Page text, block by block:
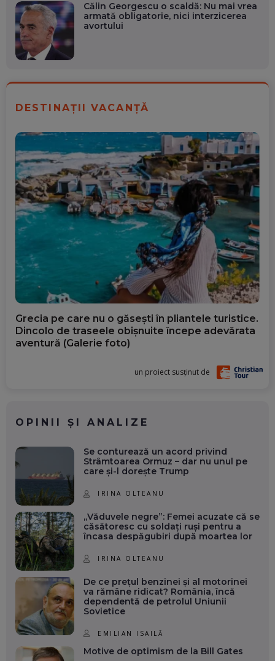
Călin Georgescu o scaldă: Nu mai vrea
armată obligatorie, nici interzicerea
avortului
DESTINAȚII VACANȚĂ
Grecia pe care nu o găsești în pliantele turistice.
Dincolo de traseele obișnuite începe adevărata
aventură (Galerie foto)
un proiect susținut de
OPINII ȘI ANALIZE
Se conturează un acord privind
Strâmtoarea Ormuz – dar nu unul pe
care și-l dorește Trump
IRINA OLTEANU
„Văduvele negre”: Femei acuzate că se
căsătoresc cu soldați ruși pentru a
încasa despăgubiri după moartea lor
IRINA OLTEANU
De ce prețul benzinei și al motorinei
va rămâne ridicat? România, încă
dependentă de petrolul Uniunii
Sovietice
EMILIAN ISAILĂ
Motive de optimism de la Bill Gates